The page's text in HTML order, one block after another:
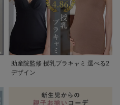
助産院監修 授乳ブラキャミ 選べる2
デザイン